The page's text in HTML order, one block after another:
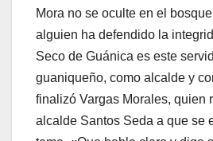
Mora no se oculte en el
alguien ha defendido la
Seco de Guánica es este
guaniqueño, como alcalde y
finalizó Vargas Morales, quien
alcalde Santos Seda a que se